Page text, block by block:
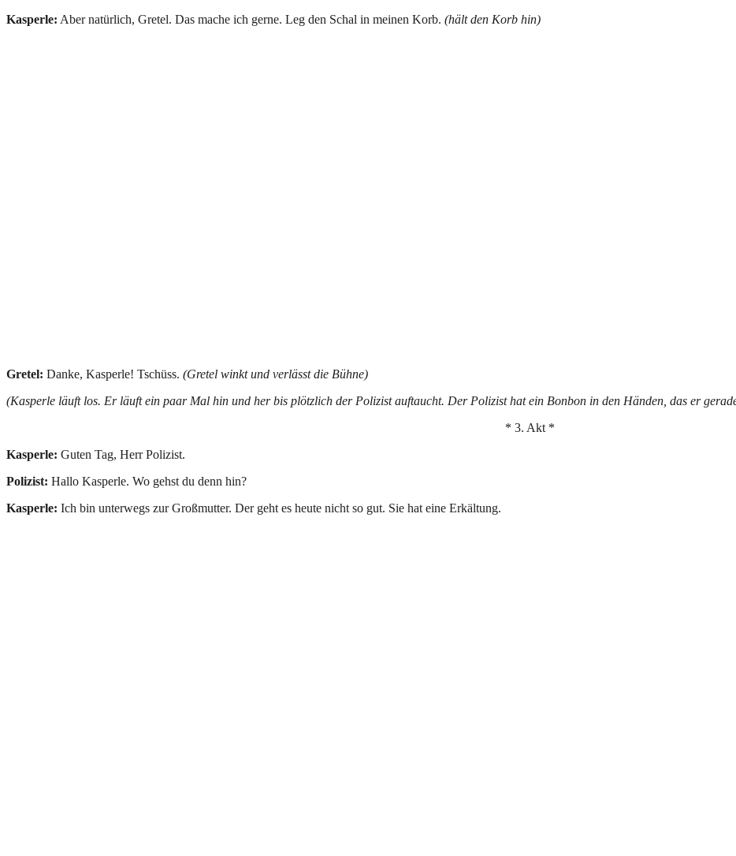
Kasperle: Aber natürlich, Gretel. Das mache ich gerne. Leg den Schal in meinen Korb. (hält den Korb hin)
Gretel: Danke, Kasperle! Tschüss. (Gretel winkt und verlässt die Bühne)
(Kasperle läuft los. Er läuft ein paar Mal hin und her bis plötzlich der Polizist auftaucht. Der Polizist hat ein Bonbon in den Händen, das er
* 3. Akt *
Kasperle: Guten Tag, Herr Polizist.
Polizist: Hallo Kasperle. Wo gehst du denn hin?
Kasperle: Ich bin unterwegs zur Großmutter. Der geht es heute nicht so gut. Sie hat eine Erkältung.